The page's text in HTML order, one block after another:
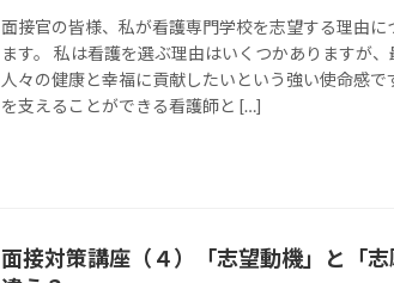
面接官の皆様、私が看護専門学校を志望する理由に
ます。 私は看護を選ぶ理由はいくつかありますが
人々の健康と幸福に貢献したいという強い使命感で
を支えることができる看護師と […]
面接対策講座（４）「志望動機」と「